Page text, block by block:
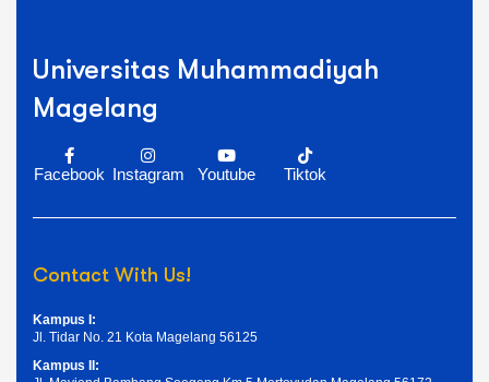
Universitas Muhammadiyah
Magelang
Facebook Instagram Youtube Tiktok
Contact With Us!
Kampus I:
Jl. Tidar No. 21 Kota Magelang 56125
Kampus II: